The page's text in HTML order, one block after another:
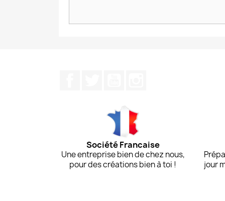
Société Francaise
Une entreprise bien de chez nous,
pour des créations bien à toi !
jour